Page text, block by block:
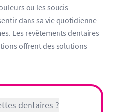
ou les soucis
dans sa vie quotidienne
Les revêtements dentaires
offrent des solutions
dentaires ?